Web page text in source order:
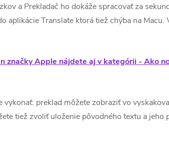
a Prekladač ho dokáže spracovať za
aplikácie Translate ktorá tiež chýba na Macu.
značky Apple nájdete aj v kategórii - Ako
preklad môžete zobraziť vo
tiež zvoliť uloženie pôvodného textu a jeho